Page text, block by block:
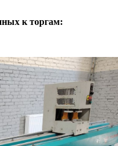
к торгам: